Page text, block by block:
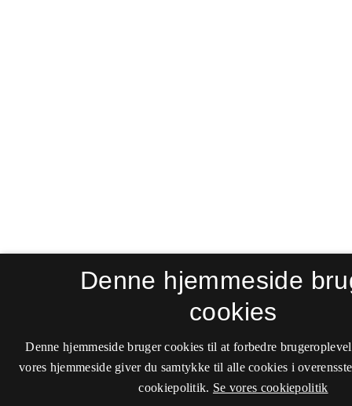
Denne hjemmeside
cookies
Denne hjemmeside bruger cookies til at forbedre
vores hjemmeside giver du samtykke til alle cookies i
cookiepolitik. Se vores cookiepolitik